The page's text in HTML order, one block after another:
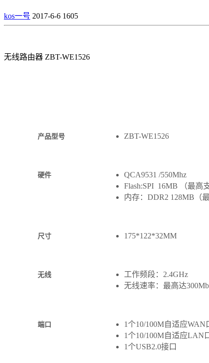
kos一号 2017-6-6 1605
无线路由器 ZBT-WE1526
产品型号 ZBT-WE1526
硬件
QCA9531 /550Mhz
Flash:SPI 16MB （最高
内存：DDR2 128MB（
尺寸 175*122*32MM
无线
工作频段：2.4GHz
无线速率：最高达
端口
1个10/100M自适应
1个10/100M自适应LAN
1个USB2.0接口